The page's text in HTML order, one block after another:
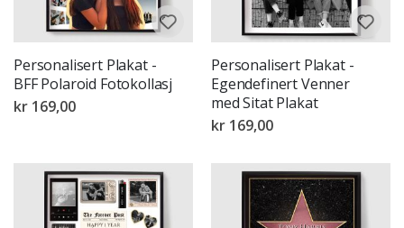
Personalisert Plakat -
BFF Polaroid Fotokollasj
kr 169,00
Personalisert Plakat -
Egendefinert Venner
med Sitat Plakat
kr 169,00